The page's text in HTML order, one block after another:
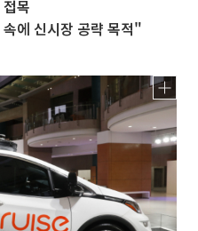
목
에 신시장 공략 목적"